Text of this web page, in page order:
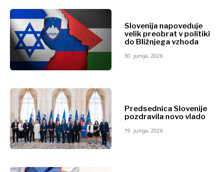
Turizem
Transport
Trgovina
Insights
Intervju
Mnenje
Svet
Analiza
Insights
Intervju
Mnenje
Discover
Dogodki
Slovenija napoveduje
velik preobrat v politiki
do Bližnjega vzhoda
30. junija, 2026
Predsednica Slovenije
pozdravila novo vlado
19. junija, 2026